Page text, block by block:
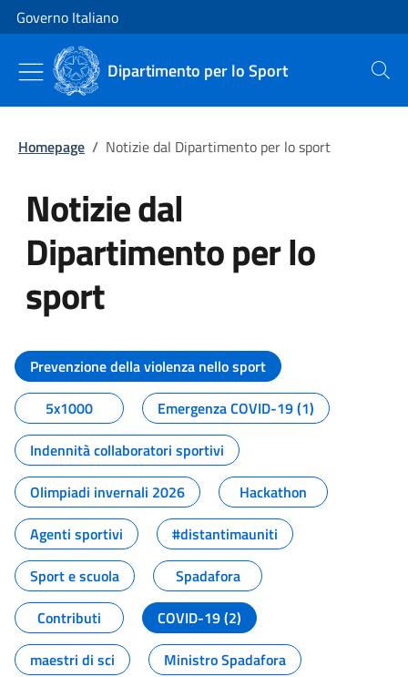
Vai al contenuto
Vai alla navigazione del sito
Governo Italiano
Dipartimento per lo Sport Cerca
Homepage / Notizie dal Dipartimento per lo sport
Notizie dal
Dipartimento per lo
sport
Tutti i contenuti della pagina
Prevenzione della violenza nello sport
5x1000
Emergenza COVID-19 (1)
Indennità collaboratori sportivi
Olimpiadi invernali 2026
Hackathon
Agenti sportivi
#distantimauniti
Sport e scuola
Spadafora
Contributi
COVID-19 (2)
maestri di sci
Ministro Spadafora